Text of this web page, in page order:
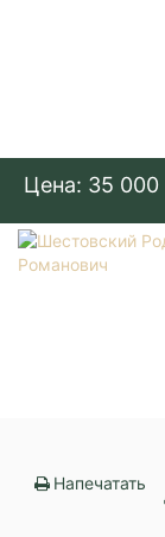
Цена: 35 000
Напечатать